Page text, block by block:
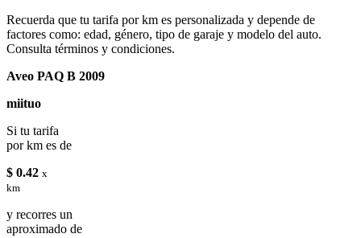
Recuerda que tu tarifa por km es personalizada y depende de
factores como: edad, género, tipo de garaje y modelo del auto.
Consulta términos y condiciones.
Aveo PAQ B 2009
miituo
Si tu tarifa
por km es de
$ 0.42 x
km
y recorres un
aproximado de